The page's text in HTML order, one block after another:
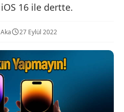
16 ile dertte.
27 Eylül 2022